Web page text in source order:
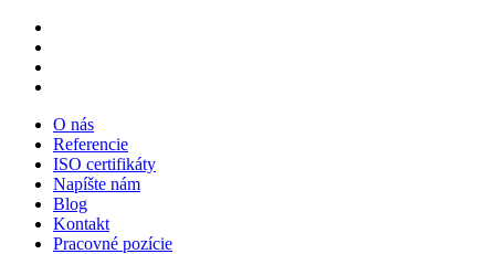
O nás
Referencie
ISO certifikáty
Napíšte nám
Blog
Kontakt
Pracovné pozície